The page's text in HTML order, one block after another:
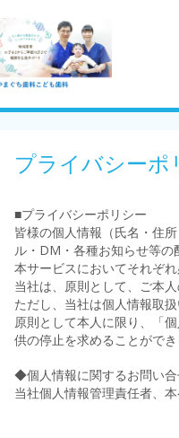
プライバシーポ
■プライバシーポリシー
皆様の個人情報（氏名・住
ル・DM・各種お知らせ等の
本サービスにおいてそれぞ
当社は、原則として、ご本
ただし、当社は個人情報取
原則として本人に限り、「
供の停止を求めることがで
◆個人情報に関するお問い合
当社個人情報管理責任者、